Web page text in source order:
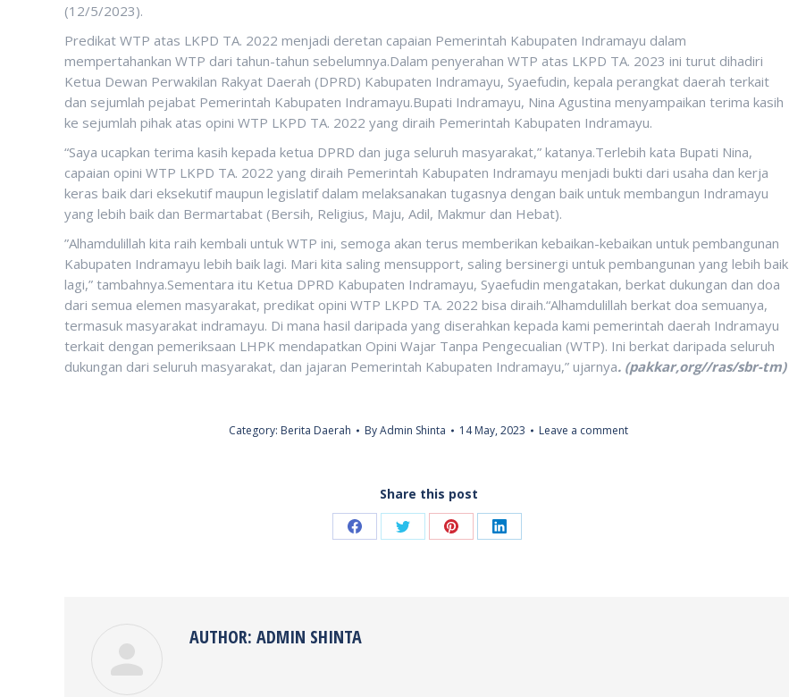
(12/5/2023).
Predikat WTP atas LKPD TA. 2022 menjadi deretan capaian Pemerintah Kabupaten Indramayu dalam
mempertahankan WTP dari tahun-tahun sebelumnya.Dalam penyerahan WTP atas LKPD TA. 2023 ini turut dihadiri
Ketua Dewan Perwakilan Rakyat Daerah (DPRD) Kabupaten Indramayu, Syaefudin, kepala perangkat daerah terkait
dan sejumlah pejabat Pemerintah Kabupaten Indramayu.Bupati Indramayu, Nina Agustina menyampaikan terima kasih
ke sejumlah pihak atas opini WTP LKPD TA. 2022 yang diraih Pemerintah Kabupaten Indramayu.
“Saya ucapkan terima kasih kepada ketua DPRD dan juga seluruh masyarakat,” katanya.Terlebih kata Bupati Nina,
capaian opini WTP LKPD TA. 2022 yang diraih Pemerintah Kabupaten Indramayu menjadi bukti dari usaha dan kerja
keras baik dari eksekutif maupun legislatif dalam melaksanakan tugasnya dengan baik untuk membangun Indramayu
yang lebih baik dan Bermartabat (Bersih, Religius, Maju, Adil, Makmur dan Hebat).
”Alhamdulillah kita raih kembali untuk WTP ini, semoga akan terus memberikan kebaikan-kebaikan untuk pembangunan
Kabupaten Indramayu lebih baik lagi. Mari kita saling mensupport, saling bersinergi untuk pembangunan yang lebih baik
lagi,” tambahnya.Sementara itu Ketua DPRD Kabupaten Indramayu, Syaefudin mengatakan, berkat dukungan dan doa
dari semua elemen masyarakat, predikat opini WTP LKPD TA. 2022 bisa diraih.“Alhamdulillah berkat doa semuanya,
termasuk masyarakat indramayu. Di mana hasil daripada yang diserahkan kepada kami pemerintah daerah Indramayu
terkait dengan pemeriksaan LHPK mendapatkan Opini Wajar Tanpa Pengecualian (WTP). Ini berkat daripada seluruh
dukungan dari seluruh masyarakat, dan jajaran Pemerintah Kabupaten Indramayu,” ujarnya. (pakkar,org//ras/sbr-tm)
Category: Berita Daerah ByAdmin Shinta 14 May, 2023 Leave a comment
Share this post
Share Share Share Share
AUTHOR: ADMIN SHINTA